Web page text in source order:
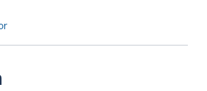
en